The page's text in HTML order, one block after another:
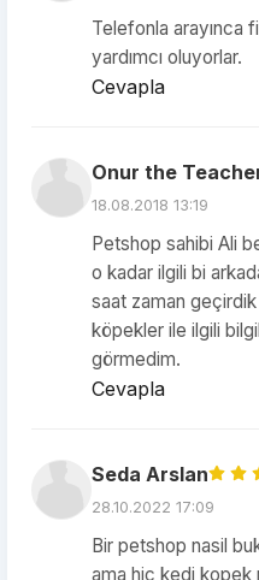
Telefonla arayınca
yardımcı oluyorlar.
Cevapla
Onur the
18.08.2018 13:19
Petshop sahibi Ali
o kadar ilgili bi
saat zaman
köpekler ile ilgili
görmedim.
Cevapla
Seda Arslan
28.10.2022 17:09
Bir petshop nasil
ama hic kedi kopek